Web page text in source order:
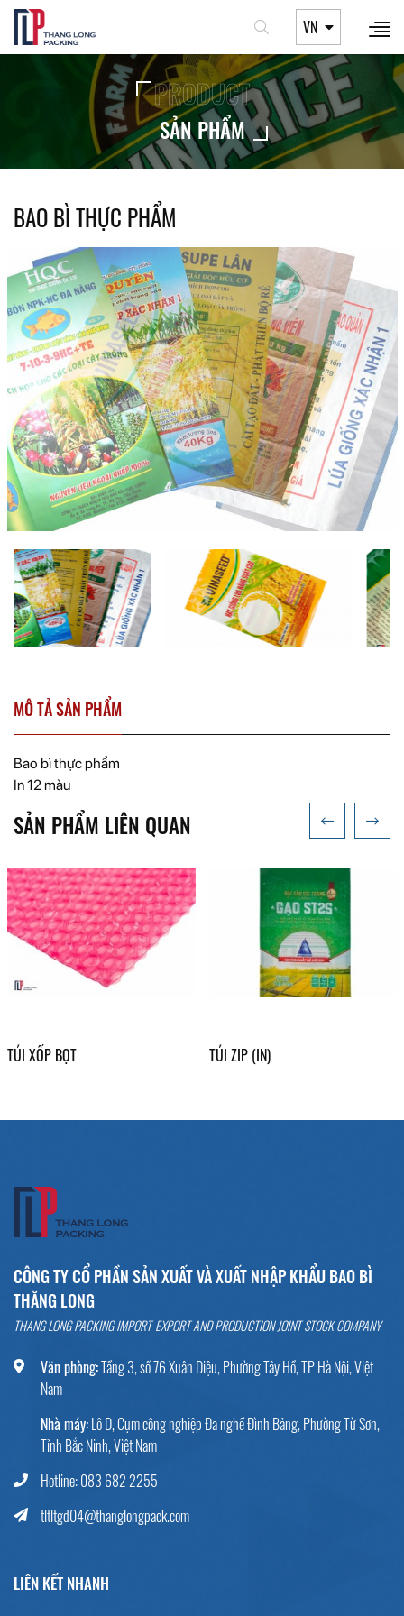
VN
PRODUCT
SẢN PHẨM
BAO BÌ THỰC PHẨM
MÔ TẢ SẢN PHẨM
Bao bì thực phẩm
In 12 màu
SẢN PHẨM LIÊN QUAN
TÚI XỐP BỌT TÚI ZIP (IN)
CÔNG TY CỔ PHẦN SẢN XUẤT VÀ XUẤT NHẬP KHẨU BAO BÌ
THĂNG LONG
THANG LONG PACKING IMPORT-EXPORT AND PRODUCTION JOINT STOCK COMPANY
Văn phòng:Tầng 3, số 76 Xuân Diệu, Phường Tây Hồ, TP Hà Nội, Việt
Nam
Nhà máy:Lô D, Cụm công nghiệp Đa nghề Đình Bảng, Phường Từ Sơn,
Tỉnh Bắc Ninh, Việt Nam
Hotline: 083 682 2255
tltltgd04@thanglongpack.com
LIÊN KẾT NHANH